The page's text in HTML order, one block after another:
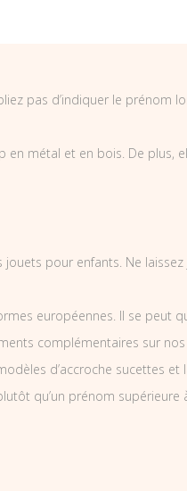
pas d’indiquer le prénom
métal et en bois. De plus,
pour enfants. Ne
européennes. Il se peut
complémentaires sur
d’accroche sucettes et
qu’un prénom supérieure